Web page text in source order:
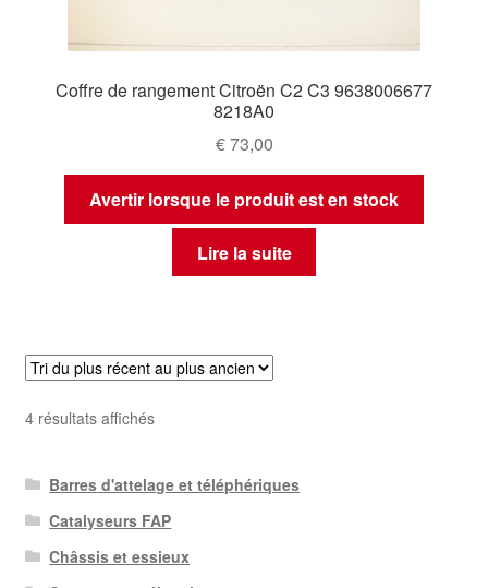
Coffre de rangement Citroën C2 C3 9638006677
8218A0
€73,00
Avertir lorsque le produit est en stock
Lire la suite
4 résultats affichésTrié
récent
au
plus
ancien
Barres d'attelage et téléphériques
Catalyseurs FAP
Châssis et essieux